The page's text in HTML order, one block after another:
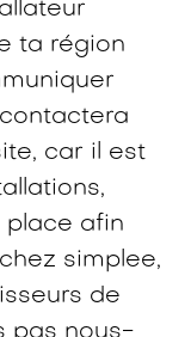
ta région
car il est
place afin
simplee,
de